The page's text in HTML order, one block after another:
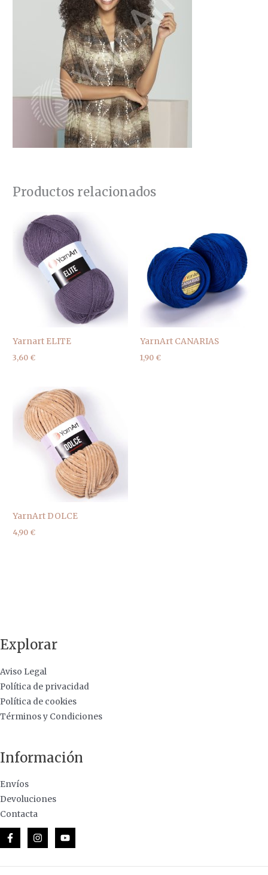
Productos relacionados
Yarnart ELITE
3,60 €
YarnArt CANARIAS
1,90 €
YarnArt DOLCE
4,90 €
Explorar
Aviso Legal
Política de privacidad
Política de cookies
Términos y Condiciones
Información
Envíos
Devoluciones
Contacta